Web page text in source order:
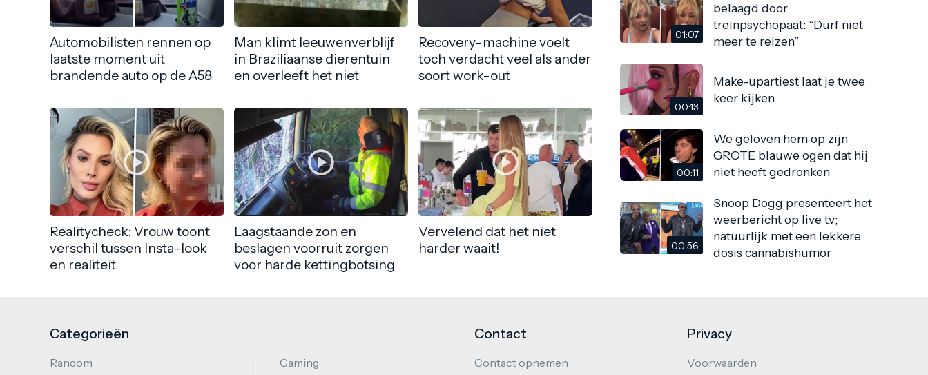
Automobilisten rennen op
laatste moment uit
brandende auto op de A58
Man klimt leeuwenverblijf
in Braziliaanse dierentuin
en overleeft het niet
Recovery-machine voelt
toch verdacht veel als ander
soort work-out
Realitycheck: Vrouw toont
verschil tussen Insta-look
en realiteit
Laagstaande zon en
beslagen voorruit zorgen
voor harde kettingbotsing
Vervelend dat het niet
harder waait!
01:07
belaagd door
treinpsychopaat: “Durf niet
meer te reizen”
00:13
Make-upartiest laat je twee
keer kijken
00:11
We geloven hem op zijn
GROTE blauwe ogen dat hij
niet heeft gedronken
00:56
Snoop Dogg presenteert het
weerbericht op live tv;
natuurlijk met een lekkere
dosis cannabishumor
Categorieën
Random Gaming
Contact
Contact opnemen
Privacy
Voorwaarden